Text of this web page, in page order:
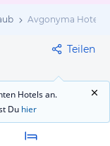
Avgonyma Hotels
Teilen
Hotels an.
Du hier